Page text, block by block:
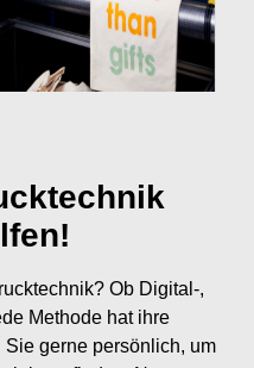
Ob Digital-,
Methode hat ihre
gerne persönlich, um